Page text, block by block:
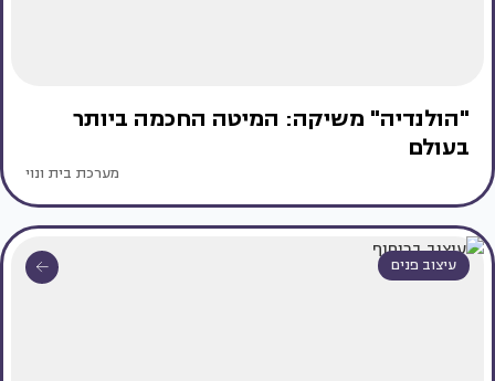
"הולנדיה" משיקה: המיטה החכמה ביותר
בעולם
מערכת בית ונוי
עיצוב פנים